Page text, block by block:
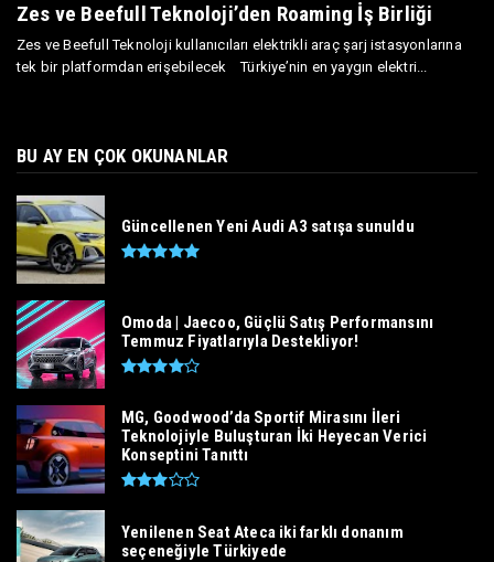
Zes ve Beefull Teknoloji’den Roaming İş Birliği
Zes ve Beefull Teknoloji kullanıcıları elektrikli araç şarj istasyonlarına
tek bir platformdan erişebilecek Türkiye’nin en yaygın elektri...
BU AY EN ÇOK OKUNANLAR
Güncellenen Yeni Audi A3 satışa sunuldu
Omoda | Jaecoo, Güçlü Satış Performansını
Temmuz Fiyatlarıyla Destekliyor!
MG, Goodwood’da Sportif Mirasını İleri
Teknolojiyle Buluşturan İki Heyecan Verici
Konseptini Tanıttı
Yenilenen Seat Ateca iki farklı donanım
seçeneğiyle Türkiyede